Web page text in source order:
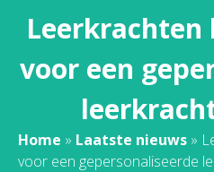
Leerkrachten
voor een
Home » Laatste nieuws »
voor een gepersonaliseerde